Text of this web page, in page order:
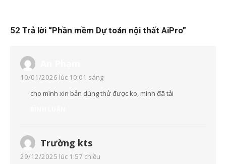
52 Trả lời “Phần mềm Dự toán nội thất AiPro”
10/01/2026 lúc 10:01 sáng
cho mình xin bản dùng thử được ko, mình đã tải
Trường kts
29/12/2025 lúc 1:57 chiều